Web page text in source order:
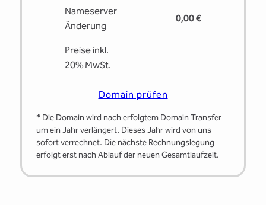
Nameserver
Änderung
0,00 €
Preise inkl.
20% MwSt.
Domain prüfen
* Die Domain wird nach erfolgtem Domain Transfer
um ein Jahr verlängert. Dieses Jahr wird von uns
sofort verrechnet. Die nächste Rechnungslegung
erfolgt erst nach Ablauf der neuen Gesamtlaufzeit.